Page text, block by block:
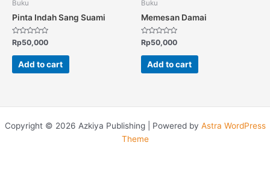
Buku
Pinta Indah Sang Suami
Rated
0
out
Rp50,000
Add to cart
Buku
Memesan Damai
Rated
0
out
Rp50,000
Add to cart
Copyright © 2026 Azkiya Publishing | Powered by Astra WordPress
Theme